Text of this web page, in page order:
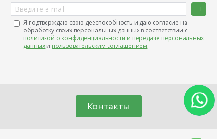
Введите e-mail
Я подтверждаю свою дееспособность и даю согласие на
обработку своих персональных данных в соответствии с
политикой о конфиденциальности и передаче персональных
данных и пользовательским соглашением.
Контакты